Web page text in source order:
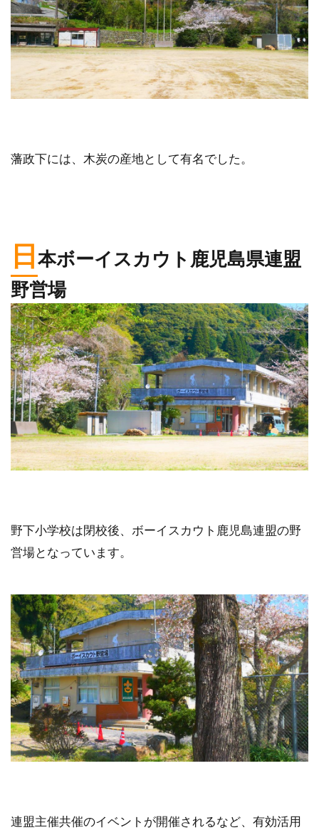
藩政下には、木炭の産地として有名でした。
日本ボーイスカウト鹿児島県連盟
野営場
野下小学校は閉校後、ボーイスカウト鹿児島連盟の野
営場となっています。
連盟主催共催のイベントが開催されるなど、有効活用